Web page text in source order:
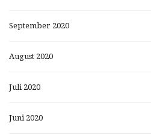
September 2020
August 2020
Juli 2020
Juni 2020